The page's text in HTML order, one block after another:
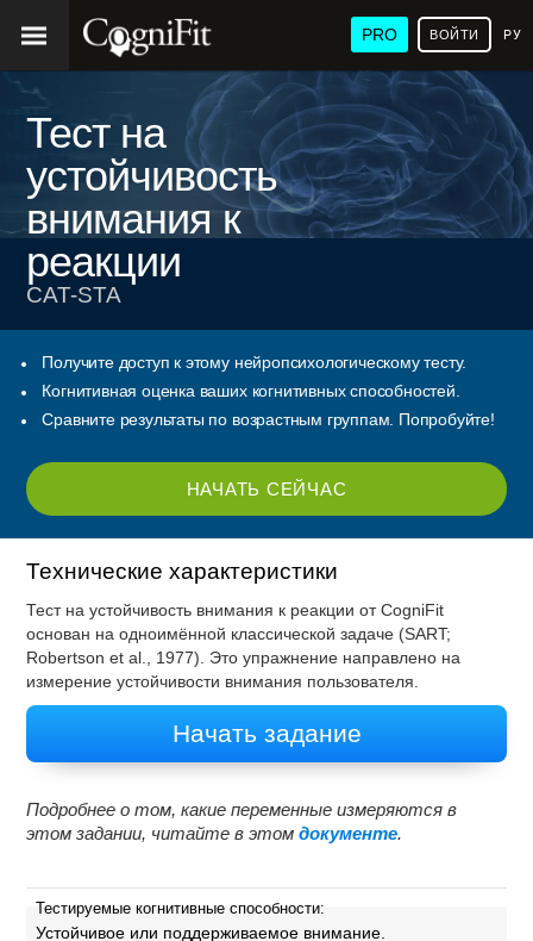
PRO ВОЙТИ
Тест на
устойчивость
внимания к
реакции
CAT-STA
Получите доступ к этому нейропсихологическому тесту.
Когнитивная оценка ваших когнитивных способностей.
Сравните результаты по возрастным группам. Попробуйте!
НАЧАТЬ СЕЙЧАС
Технические характеристики
Тест на устойчивость внимания к реакции от CogniFit
основан на одноимённой классической задаче (SART;
Robertson et al., 1977). Это упражнение направлено на
измерение устойчивости внимания пользователя.
Начать задание
Подробнее о том, какие переменные измеряются в
этом задании, читайте в этомдокументе.
Тестируемые когнитивные способности:
Устойчивое или поддерживаемое внимание.